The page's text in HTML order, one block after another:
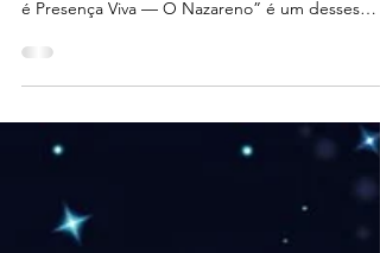
Há livros que não nascem apenas de palavras,
é Presença Viva — O Nazareno” é um desses
livros. Ele convida o leitor a reencontrar o sentido
que habita em cada gesto simples, em cada
que acolhe, em cada passo dado com o coração
pessoas já se deixaram tocar por essa mensagem
— e hoje é o último dia para você também